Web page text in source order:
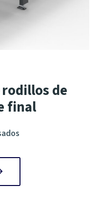
de
final